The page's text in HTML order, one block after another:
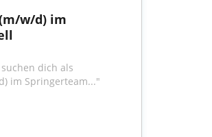
w/d) im
im Springerteam..."